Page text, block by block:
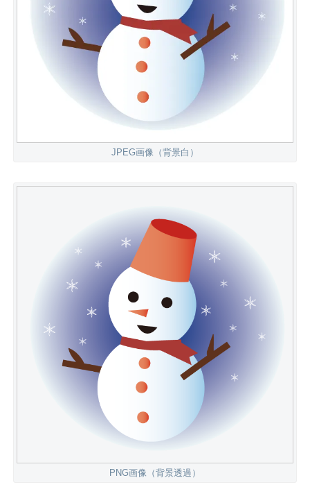
JPEG画像（背景白）
PNG画像（背景透過）